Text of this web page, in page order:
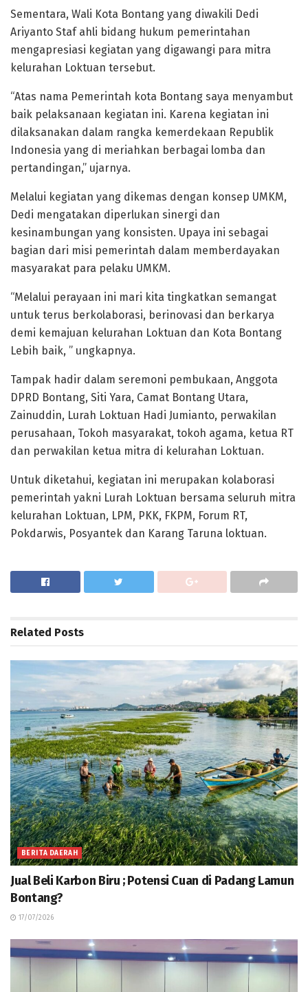
Sementara, Wali Kota Bontang yang diwakili Dedi
Ariyanto Staf ahli bidang hukum pemerintahan
mengapresiasi kegiatan yang digawangi para mitra
kelurahan Loktuan tersebut.
“Atas nama Pemerintah kota Bontang saya menyambut
baik pelaksanaan kegiatan ini. Karena kegiatan ini
dilaksanakan dalam rangka kemerdekaan Republik
Indonesia yang di meriahkan berbagai lomba dan
pertandingan,” ujarnya.
Melalui kegiatan yang dikemas dengan konsep UMKM,
Dedi mengatakan diperlukan sinergi dan
kesinambungan yang konsisten. Upaya ini sebagai
bagian dari misi pemerintah dalam memberdayakan
masyarakat para pelaku UMKM.
“Melalui perayaan ini mari kita tingkatkan semangat
untuk terus berkolaborasi, berinovasi dan berkarya
demi kemajuan kelurahan Loktuan dan Kota Bontang
Lebih baik, ” ungkapnya.
Tampak hadir dalam seremoni pembukaan, Anggota
DPRD Bontang, Siti Yara, Camat Bontang Utara,
Zainuddin, Lurah Loktuan Hadi Jumianto, perwakilan
perusahaan, Tokoh masyarakat, tokoh agama, ketua RT
dan perwakilan ketua mitra di kelurahan Loktuan.
Untuk diketahui, kegiatan ini merupakan kolaborasi
pemerintah yakni Lurah Loktuan bersama seluruh mitra
kelurahan Loktuan, LPM, PKK, FKPM, Forum RT,
Pokdarwis, Posyantek dan Karang Taruna loktuan.
Related Posts
BERITA DAERAH
Jual Beli Karbon Biru ; Potensi Cuan di Padang Lamun
Bontang?
17/07/2026